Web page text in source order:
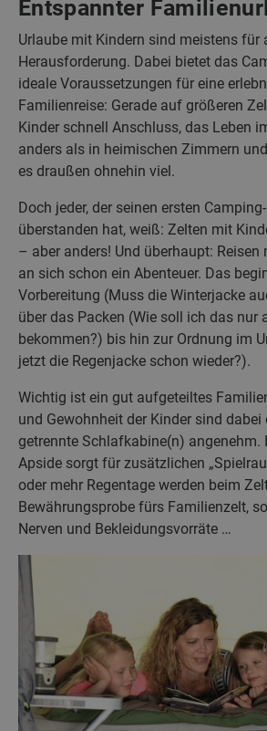
Entspannter
Urlaube mit Kindern sind meistens für
Herausforderung. Dabei bietet das
ideale Voraussetzungen für eine
Familienreise: Gerade auf größeren
Kinder schnell Anschluss, das Leben
anders als in heimischen Zimmern
es draußen ohnehin viel.
Doch jeder, der seinen ersten
überstanden hat, weiß: Zelten mit
– aber anders! Und überhaupt: Reisen
an sich schon ein Abenteuer. Das
Vorbereitung (Muss die Winterjacke
über das Packen (Wie soll ich das nur
bekommen?) bis hin zur Ordnung im
jetzt die Regenjacke schon wieder?).
Wichtig ist ein gut aufgeteiltes
und Gewohnheit der Kinder sind dabei
getrennte Schlafkabine(n) angenehm.
Apside sorgt für zusätzlichen
oder mehr Regentage werden beim
Bewährungsprobe fürs Familienzelt,
Nerven und Bekleidungsvorräte …